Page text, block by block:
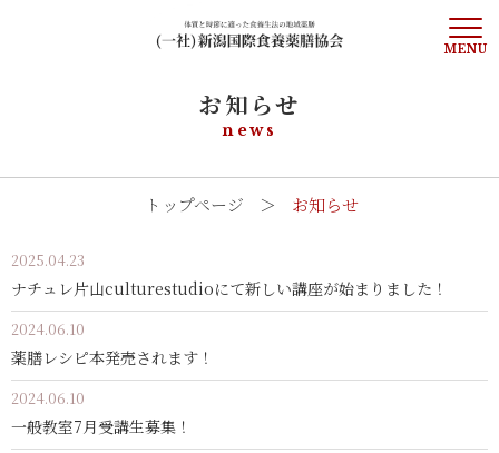
お知らせ
講師紹介
講座案内
料理教室
お知らせ
news
トップページ お知らせ
2025.04.23
ナチュレ片山culturestudioにて新しい講座が始まりました！
2024.06.10
薬膳レシピ本発売されます！
2024.06.10
一般教室7月受講生募集！